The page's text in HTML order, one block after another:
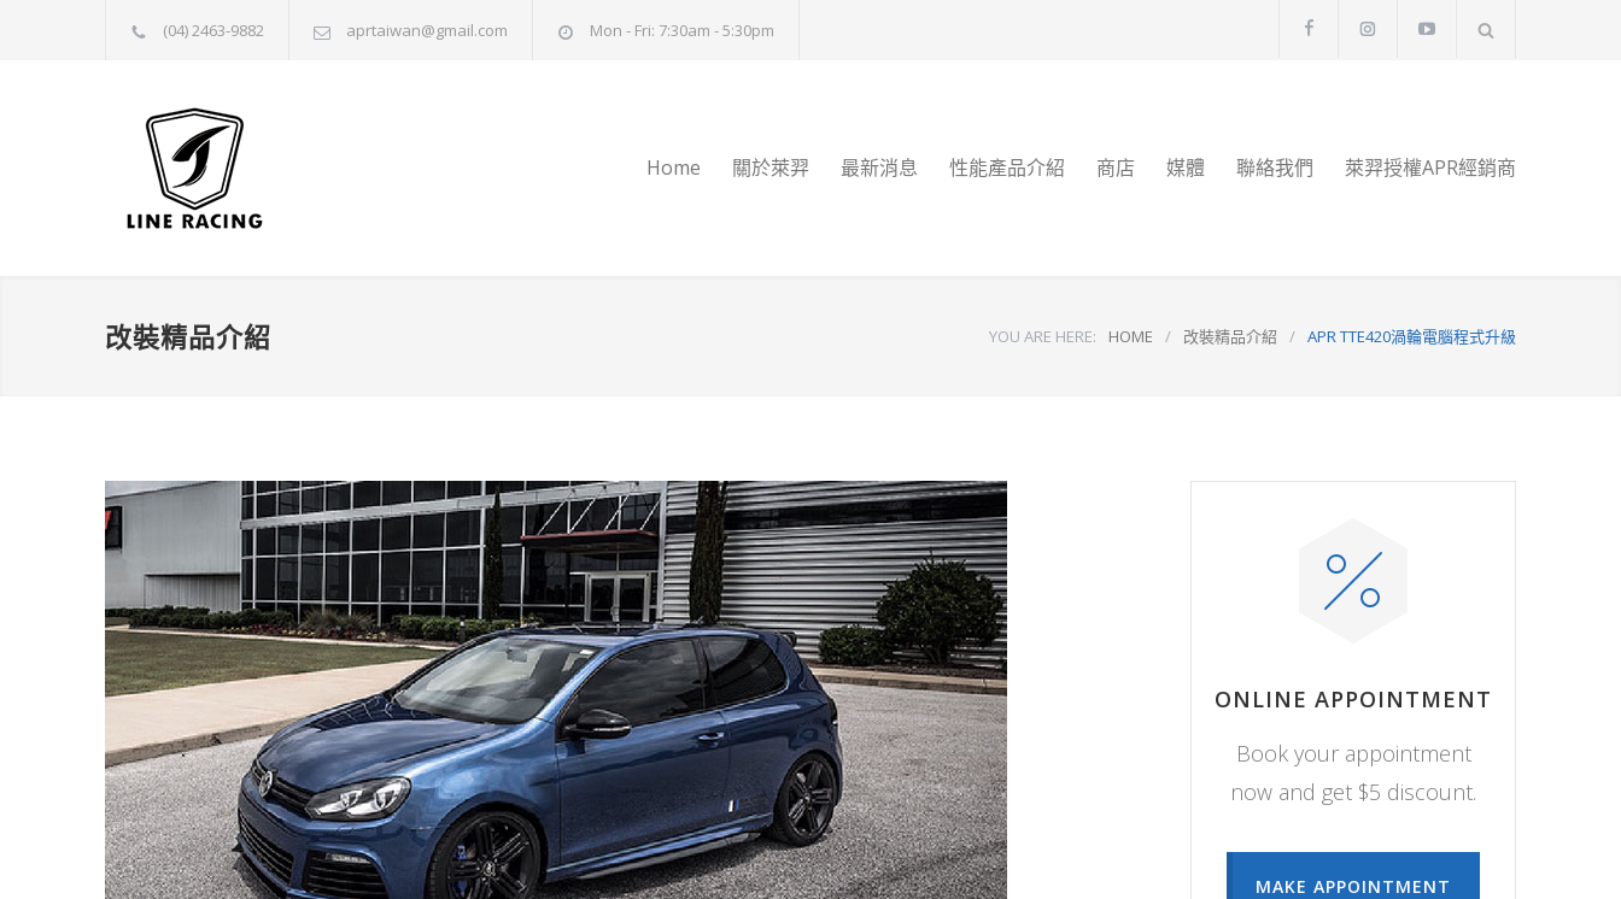
(04) 2463-9882 aprtaiwan@gmail.com Mon - Fri: 7:30am - 5:30pm
Home 關於萊羿 最新消息 性能產品介紹 商店 媒體 聯絡我們 萊羿授權APR經銷商
改裝精品介紹 YOU ARE HERE: HOME / 改裝精品介紹 / APR TTE420渦輪電腦程式升級
ONLINE APPOINTMENT
Book your appointment
now and get $5 discount.
MAKE APPOINTMENT